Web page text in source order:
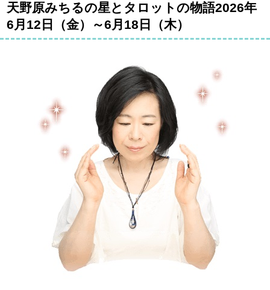
天野原みちるの星とタロットの物語2026年
6月12日（金）～6月18日（木）